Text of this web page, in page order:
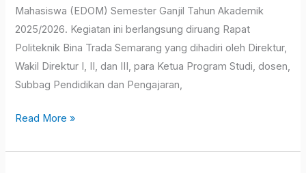
Mahasiswa (EDOM) Semester Ganjil Tahun Akademik
2025/2026. Kegiatan ini berlangsung diruang Rapat
Politeknik Bina Trada Semarang yang dihadiri oleh Direktur,
Wakil Direktur I, II, dan III, para Ketua Program Studi, dosen,
Subbag Pendidikan dan Pengajaran,
Read More »